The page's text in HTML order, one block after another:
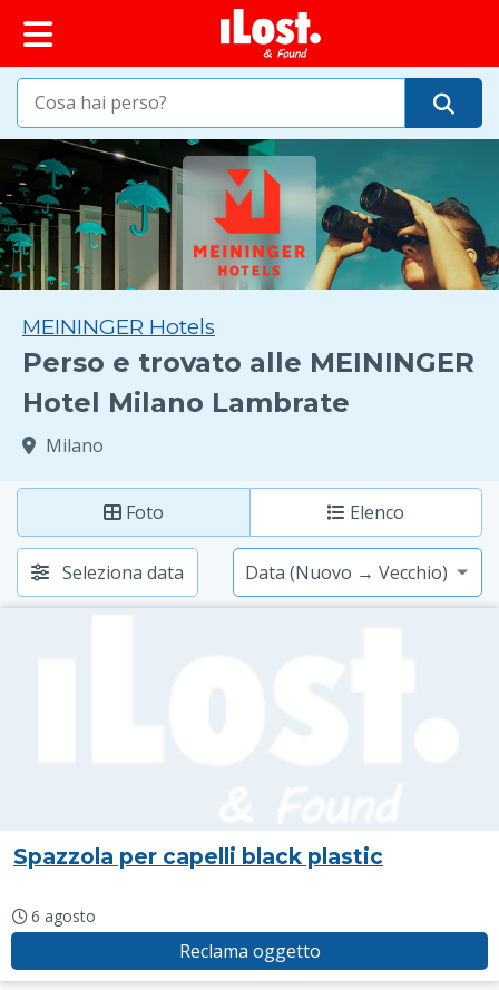
principale
MEININGER Hotels
Perso e trovato alle MEININGER
Hotel Milano Lambrate
Milano
Foto Elenco
Seleziona data
Spazzola per capelli black plastic
6 agosto
Reclama oggetto